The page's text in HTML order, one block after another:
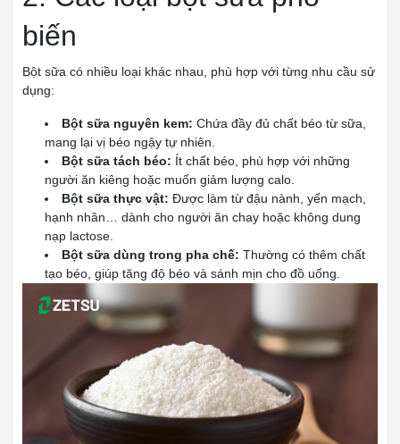
biến
Bột sữa có nhiều loại khác nhau, phù hợp với từng nhu cầu sử
dụng:
Bột sữa nguyên kem: Chứa đầy đủ chất béo từ sữa,
mang lại vị béo ngậy tự nhiên.
Bột sữa tách béo: Ít chất béo, phù hợp với những
người ăn kiêng hoặc muốn giảm lượng calo.
Bột sữa thực vật: Được làm từ đậu nành, yến mạch,
hạnh nhân… dành cho người ăn chay hoặc không dung
nạp lactose.
Bột sữa dùng trong pha chế: Thường có thêm chất
tạo béo, giúp tăng độ béo và sánh mịn cho đồ uống.